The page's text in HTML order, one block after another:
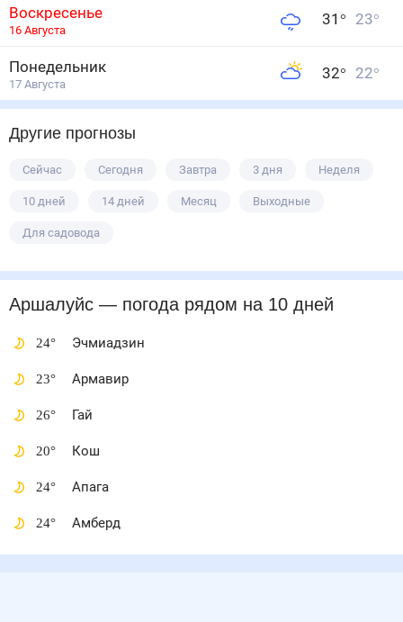
Воскресенье
16 Августа
31 ° 23°
Понедельник
17 Августа
32° 22°
Другие прогнозы
Сейчас Сегодня Завтра 3 дня Неделя
10 дней 14 дней Месяц Выходные
Для садовода
Аршалуйс — погода рядом на 10 дней
24° Эчмиадзин
23° Армавир
26° Гай
20° Кош
24° Апага
24° Амберд